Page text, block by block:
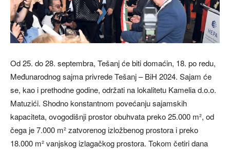
Od 25. do 28. septembra, Tešanj će biti domaćin, 18. po redu,
Međunarodnog sajma privrede Tešanj – BiH 2024. Sajam će
se, kao i prethodne godine, održati na lokalitetu Kamelia d.o.o.
Matuzići. Shodno konstantnom povećanju sajamskih
kapaciteta, ovogodišnji prostor obuhvata preko 25.000 m², od
čega je 7.000 m² zatvorenog izložbenog prostora i preko
18.000 m² vanjskog izlagačkog prostora. Tokom četiri dana